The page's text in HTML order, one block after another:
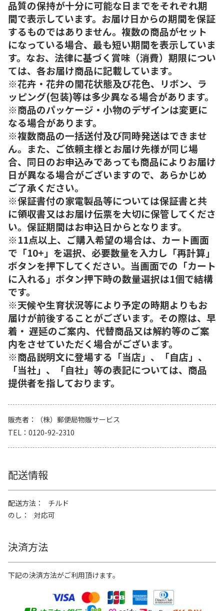
品質の保持が十分に可能な日までをそれぞれ期
間で表示しています。お届け日からの期間を保証
するものではありません。複数の商品がセット
になっている場合、最も短い期間を表示していま
す。なお、法律に基づく賞味（消費）期限につい
ては、各お届け商品に記載しています。
※花卉・花弁の開花状態及び花色、リボン、ラ
ッピング(包装)等は多少異なる場合があります。
※商品のパッケージ・小物のデザインは変更に
なる場合があります。
※複数商品の一括送付及び同時発送はできませ
ん。また、ご依頼主様とお届け先様が同じ場
合、同日のお申込みであっても商品によりお届け
日が異なる場合がございますので、あらかじめ
ご了承ください。
※保証書付の家電製品等については保証書と共
に領収書又はお届け伝票を大切に保管してくださ
い。保証期間はお申込日からとなります。
※11点以上、ご購入希望の場合は、カート画面
で「10+」を選択、必要数量を入力し「再計算」
ボタンを押下してください。当画面での「カート
に入れる」ボタン押下時の数量選択は1個で結構
です。
※天候や生育状況等により予定の時期よりもお
届けが前後することがございます。その際は、早
着・ 遅延のご案内、代替商品又は解約等のご案
内をさせていただく場合がございます。
※商品説明文に登場する「当店」、「自店」、
「当社」、「自社」等の表記については、商品
提供者を指しております。
販売者
（株）郵便局物販サービス
TEL
0120-92-2310
配送情報
配送方法
チルド
のし
対応可
決済方法
下記の決済方法がご利用頂けます。